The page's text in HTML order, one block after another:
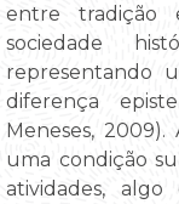
entre tradição
sociedade
representando
diferença
Meneses,
uma condição
atividades, algo